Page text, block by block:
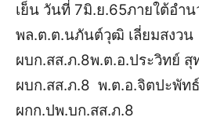
เย็น วันที่ 7มิ.ย.65ภายใต้อำน
พล.ต.ต.นภันต์วุฒิ เลี่ยมสงวน
ผบก.สส.ภ.8พ.ต.อ.ประวิทย์ สุ
ผบก.สส.ภ.8 พ.ต.อ.จิตปะพัทธ์
ผกก.ปพ.บก.สส.ภ.8